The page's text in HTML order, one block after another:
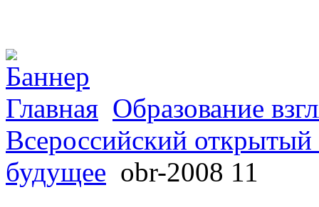
Главная Образование
Всероссийский
будущее obr-2008 11